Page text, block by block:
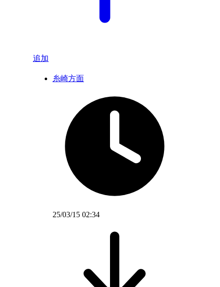
追加
糸崎方面
25/03/15 02:34